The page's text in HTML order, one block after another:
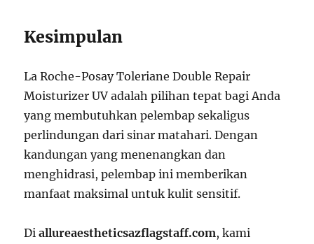
Kesimpulan
La Roche-Posay Toleriane Double Repair
Moisturizer UV adalah pilihan tepat bagi Anda
yang membutuhkan pelembap sekaligus
perlindungan dari sinar matahari. Dengan
kandungan yang menenangkan dan
menghidrasi, pelembap ini memberikan
manfaat maksimal untuk kulit sensitif.
Diallureaestheticsazflagstaff.com, kami